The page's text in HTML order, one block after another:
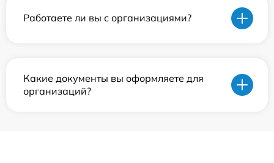
Работаете ли вы с организациями?
Какие документы вы оформляете для
организаций?